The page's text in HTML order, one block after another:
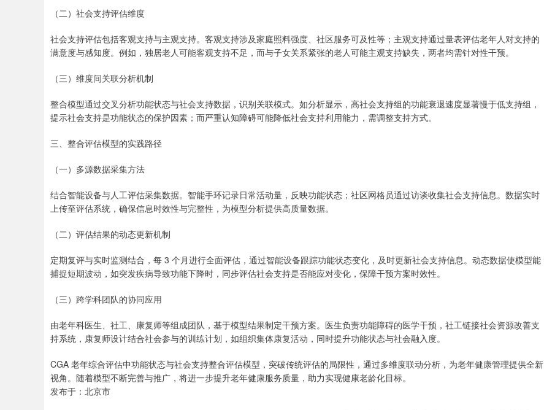
（二）社会支持评估维度
社会支持评估包括客观支持与主观支持。客观支持涉及家庭照料强度、社区服务可及性等；主观支持通过量表评估老年人对支持的
满意度与感知度。例如，独居老人可能客观支持不足，而与子女关系紧张的老人可能主观支持缺失，两者均需针对性干预。
（三）维度间关联分析机制
整合模型通过交叉分析功能状态与社会支持数据，识别关联模式。如分析显示，高社会支持组的功能衰退速度显著慢于低支持组，
提示社会支持是功能状态的保护因素；而严重认知障碍可能降低社会支持利用能力，需调整支持方式。
三、整合评估模型的实践路径
（一）多源数据采集方法
结合智能设备与人工评估采集数据。智能手环记录日常活动量，反映功能状态；社区网格员通过访谈收集社会支持信息。数据实时
上传至评估系统，确保信息时效性与完整性，为模型分析提供高质量数据。
（二）评估结果的动态更新机制
定期复评与实时监测结合，每 3 个月进行全面评估，通过智能设备跟踪功能状态变化，及时更新社会支持信息。动态数据使模型能
捕捉短期波动，如突发疾病导致功能下降时，同步评估社会支持是否能应对变化，保障干预方案时效性。
（三）跨学科团队的协同应用
由老年科医生、社工、康复师等组成团队，基于模型结果制定干预方案。医生负责功能障碍的医学干预，社工链接社会资源改善支
持系统，康复师设计结合社会参与的训练计划，如组织集体康复活动，同时提升功能状态与社会融入度。
CGA 老年综合评估中功能状态与社会支持整合评估模型，突破传统评估的局限性，通过多维度联动分析，为老年健康管理提供全新
视角。随着模型不断完善与推广，将进一步提升老年健康服务质量，助力实现健康老龄化目标。
发布于：北京市